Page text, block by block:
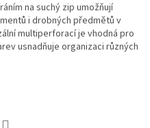
na suchý zip umožňují
i drobných předmětů v
multiperforací je vhodná pro
usnadňuje organizaci různých